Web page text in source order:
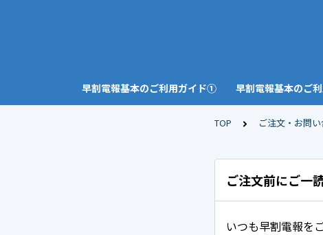
早割電報基本のご利用ガイド① 早割電報基本のご
TOP ご注文・お問
ご注文前にご一
いつも早割電報を